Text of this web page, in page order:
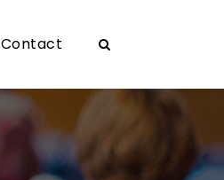
Contact